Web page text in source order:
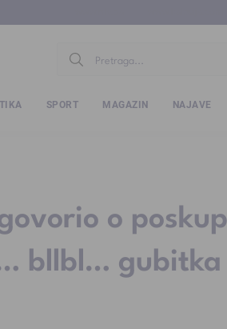
SPORT MAGAZIN NAJAVE
o
bllbl… gubitka